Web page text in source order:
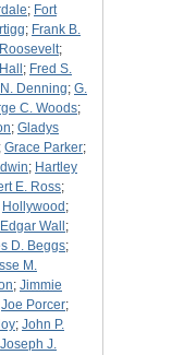
; Fort
; Frank B.
;
; Fred S.
Denning; G.
C. Woods;
; Gladys
; Grace Parker;
; Hartley
E. Ross;
Hollywood ;
Wall ;
D. Beggs;
M.
; Jimmie
Joe Porcer;
; John P.
Joseph J.